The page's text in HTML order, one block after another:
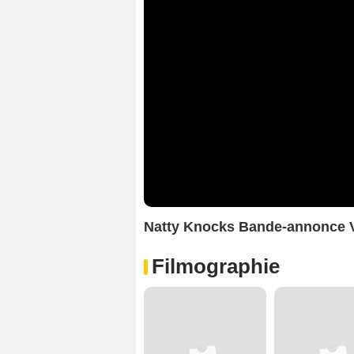
Natty Knocks Bande-annonce
Filmographie